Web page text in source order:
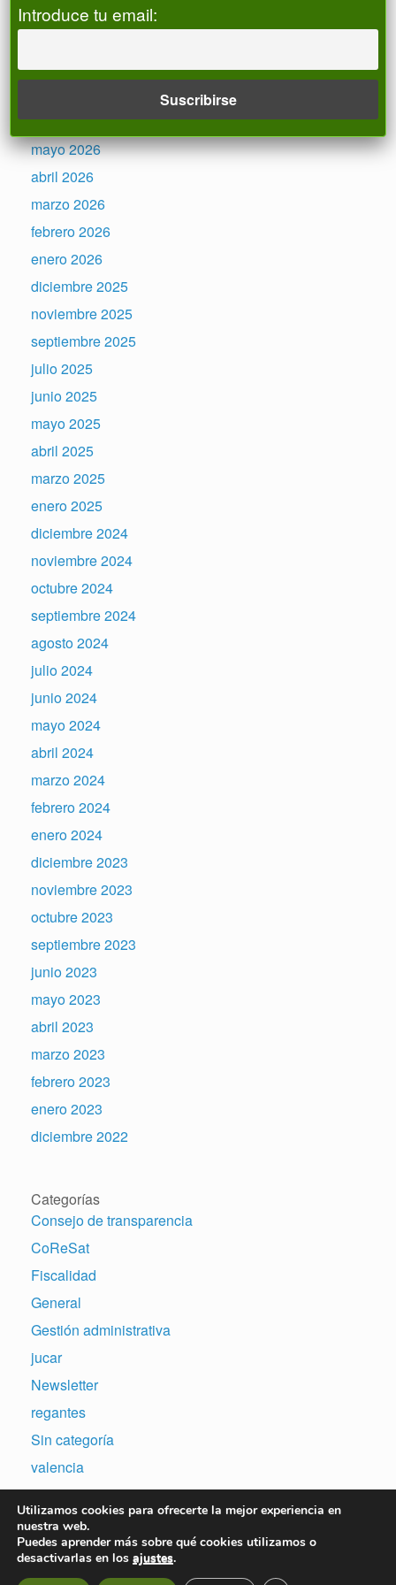
Registro de ALIAS
Archivos
junio 2026
mayo 2026
abril 2026
marzo 2026
febrero 2026
enero 2026
diciembre 2025
noviembre 2025
septiembre 2025
julio 2025
junio 2025
mayo 2025
abril 2025
marzo 2025
enero 2025
diciembre 2024
noviembre 2024
octubre 2024
septiembre 2024
agosto 2024
julio 2024
junio 2024
mayo 2024
abril 2024
marzo 2024
febrero 2024
enero 2024
diciembre 2023
noviembre 2023
octubre 2023
septiembre 2023
junio 2023
mayo 2023
abril 2023
marzo 2023
febrero 2023
enero 2023
diciembre 2022
Categorías
Consejo de transparencia
CoReSat
Fiscalidad
General
Gestión administrativa
jucar
Newsletter
regantes
Sin categoría
valencia
Introduce tu email:
Utilizamos cookies para ofrecerte la mejor experiencia en
nuestra web.
Puedes aprender más sobre qué cookies utilizamos o
desactivarlas en los ajustes.